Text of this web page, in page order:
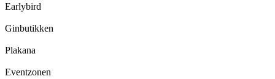
Earlybird
Ginbutikken
Plakana
Eventzonen